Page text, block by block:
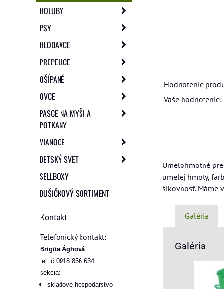
Hodnotenie
Vaše hodnotenie:
Umelohmotné
umelej hmoty,
šikovnosť. Máme
Galéria
Galéria
HOLUBY
PSY
HLODAVCE
PREPELICE
OŠÍPANÉ
OVCE
PASCE NA MYŠI A
POTKANY
VIANOCE
DETSKÝ SVET
SELLBOXY
DUŠIČKOVÝ SORTIMENT
Kontakt
Telefonický kontakt:
Brigita Ághová
tel. č:0918 856 634
sekcia:
skladové hospodárstvo